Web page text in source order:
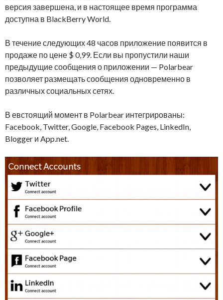
версия завершена, и в настоящее время программа
доступна в BlackBerry World.
В течение следующих 48 часов приложение появится в
продаже по цене $ 0,99. Если вы пропустили наши
предыдущие сообщения о приложении — Polarbear
позволяет размещать сообщения одновременно в
различных социальных сетях.
В евстоящий момент в Polarbear интегрированы:
Facebook, Twitter, Google, Facebook Pages, LinkedIn,
Blogger и App.net.